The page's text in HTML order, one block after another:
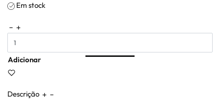
Em stock
Adicionar
Descrição